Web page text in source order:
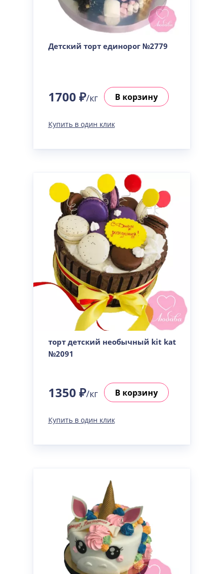
Узнать подробнее о начинке
Советская птичка
Узнать подробнее о начинке
Узнать подробнее о начинке
Детский торт единорог №2779
1700 ₽/кг В корзину
Купить в один клик
торт детский необычный kit kat
№2091
1350 ₽/кг В корзину
Купить в один клик